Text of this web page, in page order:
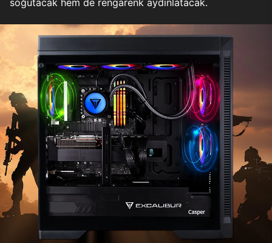
soğutacak hem de rengarenk aydınlatacak.